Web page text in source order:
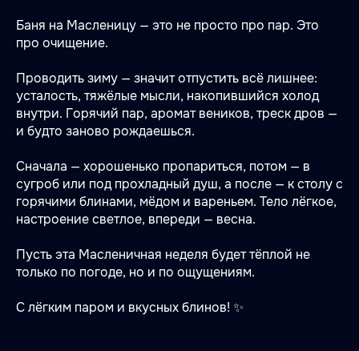
Баня на Масленицу — это не просто про пар. Это
про очищение.
Проводить зиму — значит отпустить всё лишнее:
усталость, тяжёлые мысли, накопившийся холод
внутри. Горячий пар, аромат веников, треск дров —
и будто заново рождаешься.
Сначала — хорошенько пропариться, потом — в
сугроб или под прохладный душ, а после — к столу с
горячими блинами, мёдом и вареньем. Тело лёгкое,
настроение светлое, впереди — весна.
Пусть эта Масленичная неделя будет тёплой не
только по погоде, но и по ощущениям.
С лёгким паром и вкусных блинов! ✨